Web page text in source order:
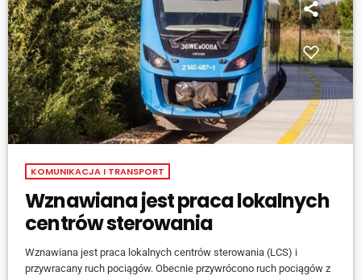
KOMUNIKACJA I TRANSPORT
Wznawiana jest praca lokalnych
centrów sterowania
Wznawiana jest praca lokalnych centrów sterowania (LCS) i
przywracany ruch pociągów. Obecnie przywrócono ruch pociągów z